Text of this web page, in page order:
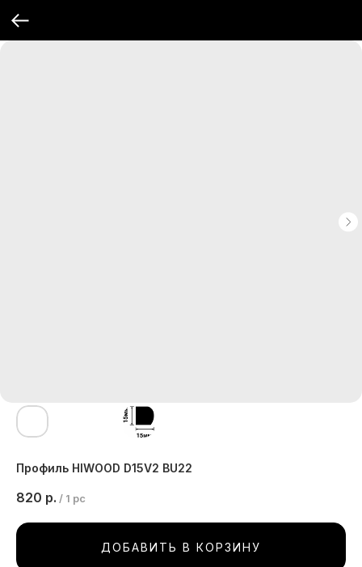
Профиль HIWOOD D15V2 BU22
820 р. / 1 pc
ДОБАВИТЬ В КОРЗИНУ